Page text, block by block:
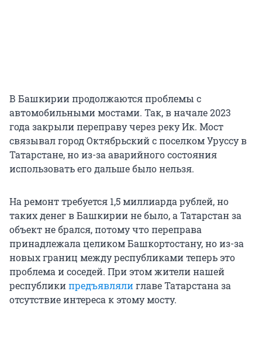
В Башкирии продолжаются проблемы с
автомобильными мостами. Так, в начале 2023
года закрыли переправу через реку Ик. Мост
связывал город Октябрьский с поселком Уруссу в
Татарстане, но из-за аварийного состояния
использовать его дальше было нельзя.
На ремонт требуется 1,5 миллиарда рублей, но
таких денег в Башкирии не было, а Татарстан за
объект не брался, потому что переправа
принадлежала целиком Башкортостану, но из-за
новых границ между республиками теперь это
проблема и соседей. При этом жители нашей
республикипредъявлялиглаве Татарстана за
отсутствие интереса к этому мосту.